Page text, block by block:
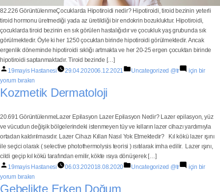
82.226 GörüntülenmeÇocuklarda Hipotiroidi nedir? Hipotiroidi, tiroid bezinin yeterli
tiroid hormonu üretmediği yada az üretildiği bir endokrin bozukluktur. Hipotiroidi,
çocuklarda tiroid bezinin en sık görülen hastalığıdır ve çocukluk yaş grubunda sık
görülmektedir. Öyle ki her 1250 çocuktan birinde hipotiroidi görülmektedir. Ancak
ergenlik döneminde hipotiroidi sıklığı artmakta ve her 20-25 ergen çocuktan birinde
hipotiroidi saptanmaktadır. Tiroid bezinde […]
19mayis Hastanesi
29.04.202006.12.2021 Uncategorized @tr
için bir
yorum bırakın
Kozmetik Dermatoloji
20.691 GörüntülenmeLazer Epilasyon Lazer Epilasyon Nedir? Lazer epilasyon, yüz
ve vücudun değişik bölgelerindeki istenmeyen tüy ve kılların lazer cihazı yardımıyla
ortadan kaldırılmasıdır. Lazer Cihazı Kılları Nasıl Yok Etmektedir? Kıl kökü lazer ışını
ile seçici olarak ( selective photothermolysis teorisi ) ısıtılarak imha edilir. Lazer ışını,
cildi geçip kıl kökü tarafından emilir, kökte ısıya dönüşerek […]
19mayis Hastanesi
06.03.202018.08.2020 Uncategorized @tr
için bir
yorum bırakın
Gebelikte Erken Doğum